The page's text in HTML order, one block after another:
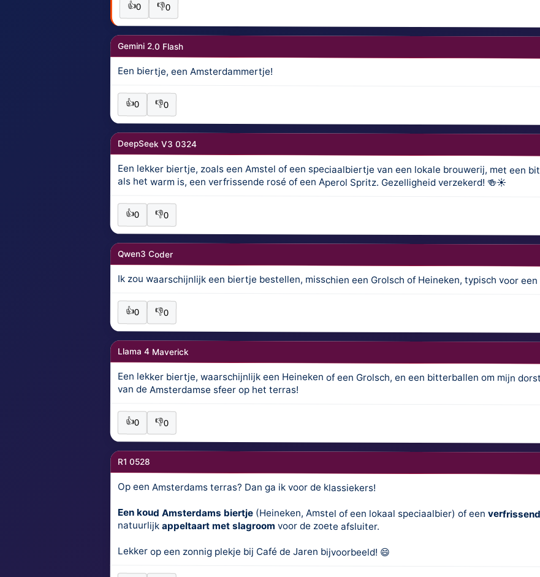
👍0 👎0
Gemini 2.0 Flash
Een biertje, een Amsterdammertje!
👍0 👎0
DeepSeek V3 0324
Een lekker biertje, zoals een Amstel of een speciaalbiertje van een lokale brouwerij, met een
als het warm is, een verfrissende rosé of een Aperol Spritz. Gezelligheid verzekerd! 🍻☀️
👍0 👎0
Qwen3 Coder
Ik zou waarschijnlijk een biertje bestellen, misschien een Grolsch of Heineken, typisch voor
👍0 👎0
Llama 4 Maverick
Een lekker biertje, waarschijnlijk een Heineken of een Grolsch, en een bitterballen om mijn
van de Amsterdamse sfeer op het terras!
👍0 👎0
R1 0528
Op een Amsterdams terras? Dan ga ik voor de klassiekers!
Een koud Amsterdams biertje (Heineken, Amstel of een lokaal speciaalbier) of een
natuurlijkappeltaart met slagroom voor de zoete afsluiter.
Lekker op een zonnig plekje bij Café de Jaren bijvoorbeeld! 😄